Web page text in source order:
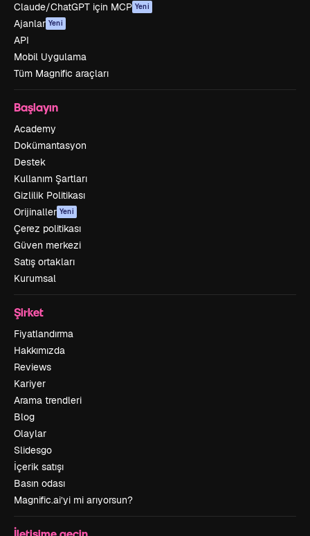
Claude/ChatGPT için MCP Yeni
Ajanlar Yeni
API
Mobil Uygulama
Tüm Magnific araçları
Başlayın
Academy
Dokümantasyon
Destek
Kullanım Şartları
Gizlilik Politikası
Orijinaller Yeni
Çerez politikası
Güven merkezi
Satış ortakları
Kurumsal
Şirket
Fiyatlandırma
Hakkımızda
Reviews
Kariyer
Arama trendleri
Blog
Olaylar
Slidesgo
İçerik satışı
Basın odası
Magnific.ai’yi mi arıyorsun?